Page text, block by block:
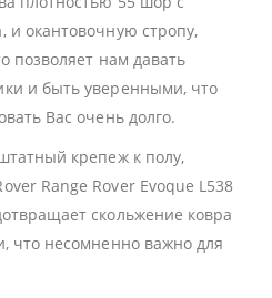
и окантовочную стропу,
позволяет нам давать
и быть уверенными, что
Вас очень долго.
крепеж к полу,
Range Rover Evoque L538
скольжение ковра
что несомненно важно для